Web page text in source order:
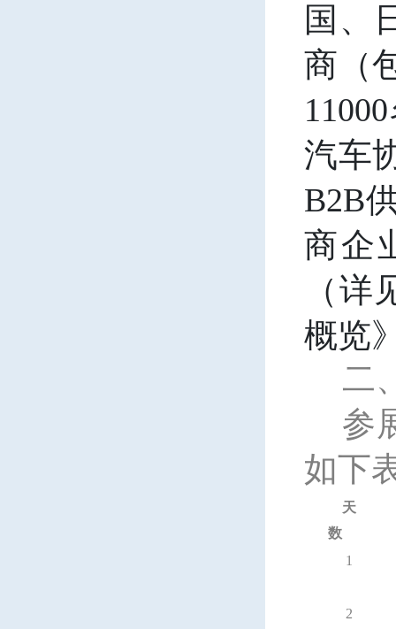
国、
商（
11000
汽车
B2B
商企
（详
概览
二
参
如下
天
数
1
2